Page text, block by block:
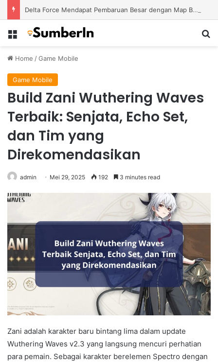
Delta Force Mendapat Pembaruan Besar dengan Map Baru dan Perubahan Gameplay Lebih Kompetitif
Menu
Home /Game Mobile
Game Mobile
Build Zani Wuthering Waves
Terbaik: Senjata, Echo Set,
dan Tim yang
Direkomendasikan
admin Mei 29, 2025 192 3 minutes read
Zani adalah karakter baru bintang lima dalam update
Wuthering Waves v2.3 yang langsung mencuri perhatian
para pemain. Sebagai karakter berelemen Spectro dengan